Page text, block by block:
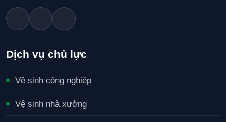
Dịch vụ chủ lực
Vệ sinh công nghiệp
Vệ sinh nhà xưởng